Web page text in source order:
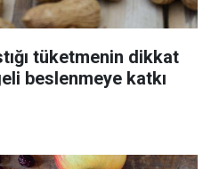
tüketmenin dikkat
beslenmeye katkı